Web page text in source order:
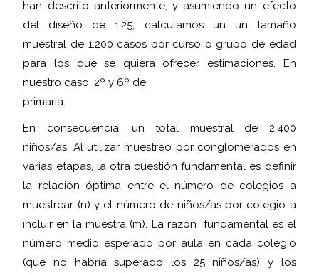
han descrito anteriormente, y asumiendo un efecto
del diseño de 1,25, calculamos un un tamaño
muestral de 1.200 casos por curso o grupo de edad
para los que se quiera ofrecer estimaciones. En
nuestro caso, 2º y 6º de
primaria.
En consecuencia, un total muestral de 2.400
niños/as. Al utilizar muestreo por conglomerados en
varias etapas, la otra cuestión fundamental es definir
la relación óptima entre el número de colegios a
muestrear (n) y el número de niños/as por colegio a
incluir en la muestra (m). La razón fundamental es el
número medio esperado por aula en cada colegio
(que no habría superado los 25 niños/as) y los